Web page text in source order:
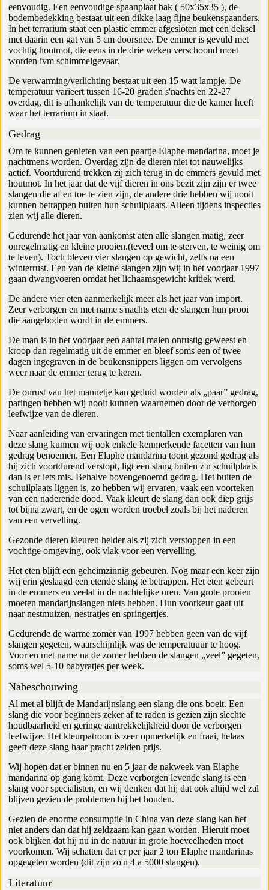
eenvoudig. Een eenvoudige spaanplaat bak ( 50x35x35 ), de
bodembedekking bestaat uit een dikke laag fijne beukenspaanders.
In het terrarium staat een plastic emmer afgesloten met een deksel
met daarin een gat van 5 cm doorsnee. De emmer is gevuld met
vochtig houtmot, die eens in de drie weken verschoond moet
worden ivm schimmelgevaar.
De verwarming/verlichting bestaat uit een 15 watt lampje. De
temperatuur varieert tussen 16-20 graden s'nachts en 22-27
overdag, dit is afhankelijk van de temperatuur die de kamer heeft
waar het terrarium in staat.
Gedrag
Om te kunnen genieten van een paartje Elaphe mandarina, moet je
nachtmens worden. Overdag zijn de dieren niet tot nauwelijks
actief. Voortdurend trekken zij zich terug in de emmers gevuld met
houtmot. In het jaar dat de vijf dieren in ons bezit zijn zijn er twee
slangen die af en toe te zien zijn, de andere drie hebben wij nooit
kunnen betrappen buiten hun schuilplaats. Alleen tijdens inspecties
zien wij alle dieren.
Gedurende het jaar van aankomst aten alle slangen matig, zeer
onregelmatig en kleine prooien.(teveel om te sterven, te weinig om
te leven). Toch bleven vier slangen op gewicht, zelfs na een
winterrust. Een van de kleine slangen zijn wij in het voorjaar 1997
gaan dwangvoeren omdat het lichaamsgewicht kritiek werd.
De andere vier eten aanmerkelijk meer als het jaar van import.
Zeer verborgen en met name s'nachts eten de slangen hun prooi
die aangeboden wordt in de emmers.
De man is in het voorjaar een aantal malen onrustig geweest en
kroop dan regelmatig uit de emmer en bleef soms een of twee
dagen ingegraven in de beukensnippers liggen om vervolgens
weer naar de emmer terug te keren.
De onrust van het mannetje kan geduid worden als „paar” gedrag,
paringen hebben wij nooit kunnen waarnemen door de verborgen
leefwijze van de dieren.
Naar aanleiding van ervaringen met tientallen exemplaren van
deze slang kunnen wij ook enkele kenmerkende facetten van hun
gedrag benoemen. Een Elaphe mandarina toont gezond gedrag als
hij zich voortdurend verstopt, ligt een slang buiten z'n schuilplaats
dan is er iets mis. Behalve bovengenoemd gedrag. Het buiten de
schuilplaats liggen is, zo hebben wij ervaren, vaak een voorteken
van een naderende dood. Vaak kleurt de slang dan ook diep grijs
tot bijna zwart, en de ogen worden troebel zoals bij het naderen
van een vervelling.
Gezonde dieren kleuren helder als zij zich verstoppen in een
vochtige omgeving, ook vlak voor een vervelling.
Het eten blijft een geheimzinnig gebeuren. Nog maar een keer zijn
wij erin geslaagd een etende slang te betrappen. Het eten gebeurt
in de emmers en veelal in de nachtelijke uren. Van grote prooien
moeten mandarijnslangen niets hebben. Hun voorkeur gaat uit
naar nestmuizen, nestratjes en springertjes.
Gedurende de warme zomer van 1997 hebben geen van de vijf
slangen gegeten, waarschijnlijk was de temperatuuur te hoog.
Voor en met name na de zomer hebben de slangen „veel” gegeten,
soms wel 5-10 babyratjes per week.
Nabeschouwing
Al met al blijft de Mandarijnslang een slang die ons boeit. Een
slang die voor beginners zeker af te raden is gezien zijn slechte
houdbaarheid en geringe aantrekkelijkheid door de verborgen
leefwijze. Het kleurpatroon is zeer opmerkelijk en fraai, helaas
geeft deze slang haar pracht zelden prijs.
Wij hopen dat er binnen nu en 5 jaar de nakweek van Elaphe
mandarina op gang komt. Deze verborgen levende slang is een
slang voor specialisten, en wij denken dat hij dat ook altijd wel zal
blijven gezien de problemen bij het houden.
Gezien de enorme consumptie in China van deze slang kan het
niet anders dan dat hij zeldzaam kan gaan worden. Hieruit moet
ook blijken dat hij nu in de natuur in grote hoeveelheden moet
voorkomen. Wij schatten dat er per jaar 2 ton Elaphe mandarinas
opgegeten worden (dit zijn zo'n 4 a 5000 slangen).
Literatuur